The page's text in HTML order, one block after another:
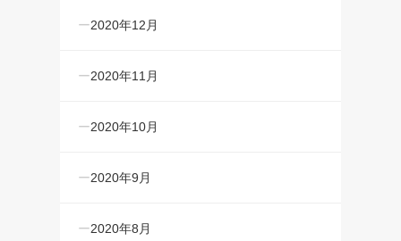
2020年12月
2020年11月
2020年10月
2020年9月
2020年8月